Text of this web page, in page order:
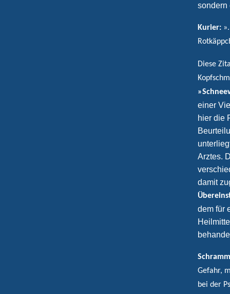
sondern
Kurier:
Diese
einer
hier die
Arztes.
damit
dem für
Gefahr,
bei der